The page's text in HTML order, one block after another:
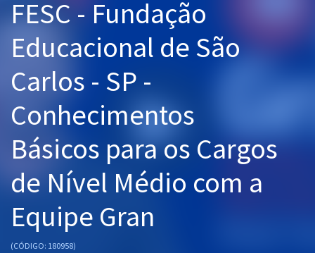
Pós
Graduação
OAB
Mentorias
Questões grátis
Conteúdo gratuito
Aprovados
FESC - Fundação
Educacional de São
Carlos - SP -
Conhecimentos
Básicos para os Cargos
de Nível Médio com a
Equipe Gran
(CÓDIGO: 180958)